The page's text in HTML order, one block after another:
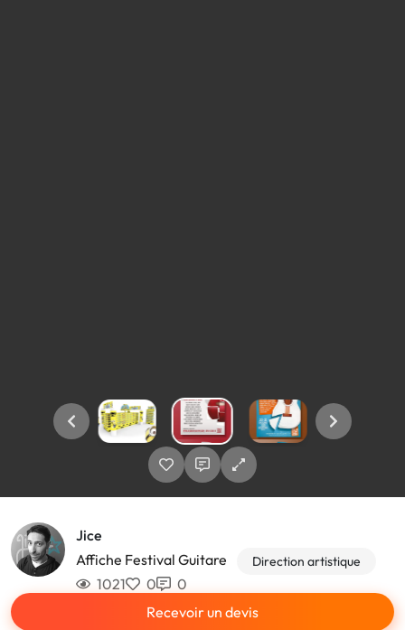
Jice
Affiche Festival Guitare
Direction artistique
1021 0
0
Recevoir un devis